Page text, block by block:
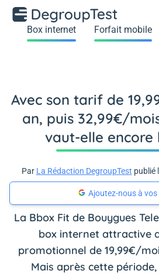
Box internet Forfait mobile
Avec son tarif de
an, puis 32,99€/
vaut-elle encore
Par La Rédaction DegroupTest publié
Ajoutez-nous à
La Bbox Fit de Bouygues
box internet attractive
promotionnel de 19,99€/
Mais après cette